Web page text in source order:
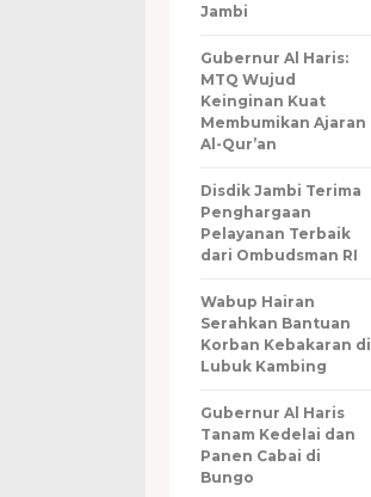
Jambi
Gubernur Al Haris:
MTQ Wujud
Keinginan Kuat
Membumikan Ajaran
Al-Qur’an
Disdik Jambi Terima
Penghargaan
Pelayanan Terbaik
dari Ombudsman RI
Wabup Hairan
Serahkan Bantuan
Korban Kebakaran di
Lubuk Kambing
Gubernur Al Haris
Tanam Kedelai dan
Panen Cabai di
Bungo